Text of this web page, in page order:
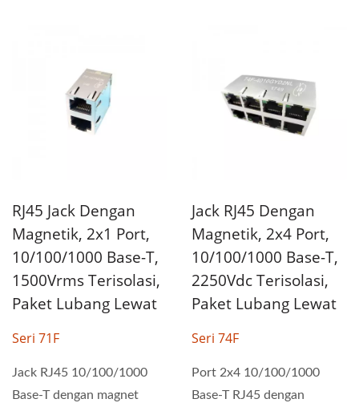
RJ45 Jack Dengan
Magnetik, 2x1 Port,
10/100/1000 Base-T,
1500Vrms Terisolasi,
Paket Lubang Lewat
Seri 71F
Jack RJ45 10/100/1000
Base-T dengan magnet
Jack RJ45 Dengan
Magnetik, 2x4 Port,
10/100/1000 Base-T,
2250Vdc Terisolasi,
Paket Lubang Lewat
Seri 74F
Port 2x4 10/100/1000
Base-T RJ45 dengan